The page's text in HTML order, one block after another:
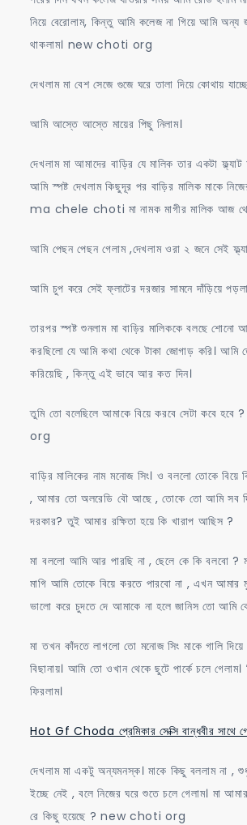
নিয়ে বেরোলাম, কিন্তু আমি কলেজ না গিয়ে আমি অন্য
থাকলাম। new choti org
দেখলাম মা বেশ সেজে গুজে ঘরে তালা দিয়ে কোথায়
আমি আস্তে আস্তে মায়ের পিছু নিলাম।
দেখলাম মা আমাদের বাড়ির যে মালিক তার একটা
আমি স্পষ্ট দেখলাম কিছুদূর পর বাড়ির মালিক মাকে
ma chele choti মা নামক মাগীর মালিক আজ
আমি পেছন পেছন গেলাম ,দেখলাম ওরা ২ জনে সেই
আমি চুপ করে সেই ফ্লাটের দরজার সামনে দাঁড়িয়ে
তারপর স্পষ্ট শুনলাম মা বাড়ির মালিককে বলছে শোনো
করছিলো যে আমি কথা থেকে টাকা জোগাড় করি।
করিয়েছি , কিন্তু এই ভাবে আর কত দিন।
তুমি তো বলেছিলে আমাকে বিয়ে করবে সেটা কবে
org
বাড়ির মালিকের নাম মনোজ সিং। ও বললো তোকে বিয়ে
, আমার তো অলরেডি বৌ আছে , তোকে তো আমি সব
দরকার? তুই আমার রক্ষিতা হয়ে কি খারাপ আছিস ?
মা বললো আমি আর পারছি না , ছেলে কে কি বলবো ?
মাগি আমি তোকে বিয়ে করতে পারবো না , এখন আমার
ভালো করে চুদতে দে আমাকে না হলে জানিস তো আমি
মা তখন কাঁদতে লাগলো তো মনোজ সিং মাকে গালি
বিছানায়। আমি তো ওখান থেকে ছুটে পার্কে চলে গেলাম।
ফিরলাম।
Hot Gf Choda প্রেমিকার সেক্সি বান্ধবীর সাথে
দেখলাম মা একটু অন্যমনস্ক। মাকে কিছু বললাম না ,
ইচ্ছে নেই , বলে নিজের ঘরে শুতে চলে গেলাম। মা
রে কিছু হয়েছে ? new choti org